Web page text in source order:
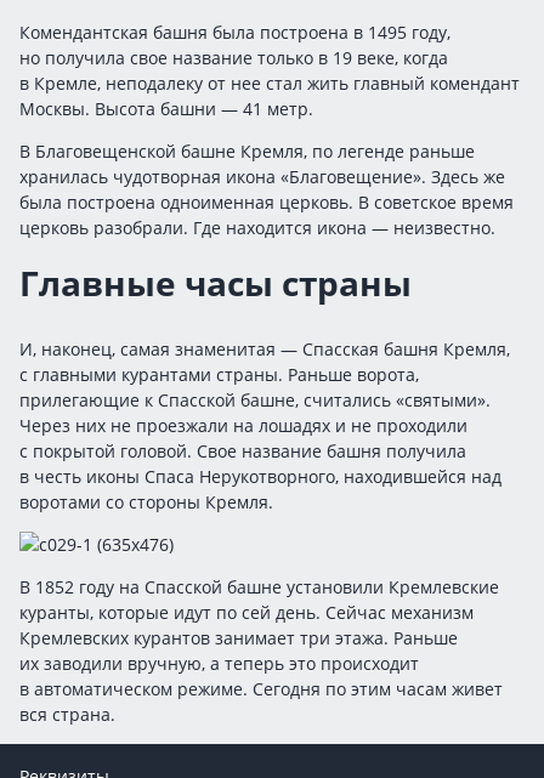
Комендантская башня была построена в 1495 году,
но получила свое название только в 19 веке, когда
в Кремле, неподалеку от нее стал жить главный комендант
Москвы. Высота башни — 41 метр.
В Благовещенской башне Кремля, по легенде раньше
хранилась чудотворная икона «Благовещение». Здесь же
была построена одноименная церковь. В советское время
церковь разобрали. Где находится икона — неизвестно.
Главные часы страны
И, наконец, самая знаменитая — Спасская башня Кремля,
с главными курантами страны. Раньше ворота,
прилегающие к Спасской башне, считались «святыми».
Через них не проезжали на лошадях и не проходили
с покрытой головой. Свое название башня получила
в честь иконы Спаса Нерукотворного, находившейся над
воротами со стороны Кремля.
В 1852 году на Спасской башне установили Кремлевские
куранты, которые идут по сей день. Сейчас механизм
Кремлевских курантов занимает три этажа. Раньше
их заводили вручную, а теперь это происходит
в автоматическом режиме. Сегодня по этим часам живет
вся страна.